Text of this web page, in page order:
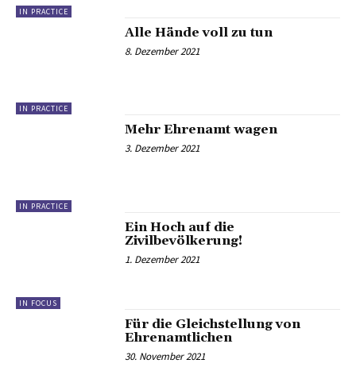
IN PRACTICE
IN PRACTICE
Alle Hände voll zu tun
8. Dezember 2021
IN PRACTICE
Mehr Ehrenamt wagen
3. Dezember 2021
IN FOCUS
Ein Hoch auf die
Zivilbevölkerung!
1. Dezember 2021
Für die Gleichstellung von
Ehrenamtlichen
30. November 2021